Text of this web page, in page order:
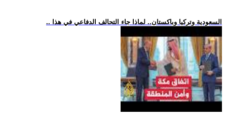
.. السعودية وتركيا وباكستان.. لماذا جاء التحالف الدفاعي في هذا